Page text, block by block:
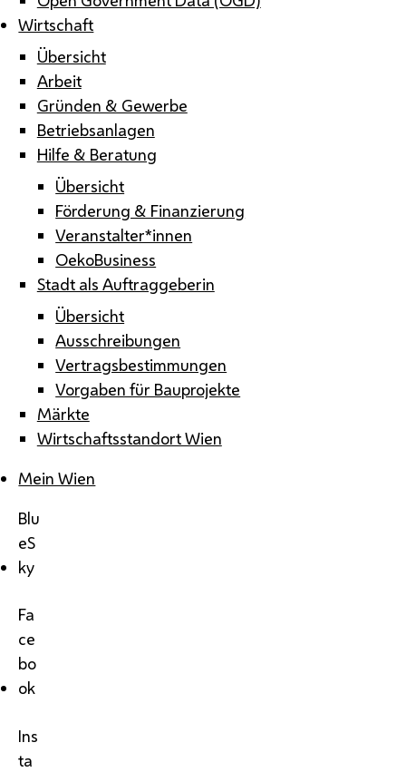
Wirtschaft
Übersicht
Arbeit
Gründen & Gewerbe
Betriebsanlagen
Hilfe & Beratung
Übersicht
Förderung & Finanzierung
Veranstalter*innen
OekoBusiness
Stadt als Auftraggeberin
Übersicht
Ausschreibungen
Vertragsbestimmungen
Vorgaben für Bauprojekte
Märkte
Wirtschaftsstandort Wien
Mein Wien
Blu
eS
ky
Fa
ce
bo
ok
Ins
ta